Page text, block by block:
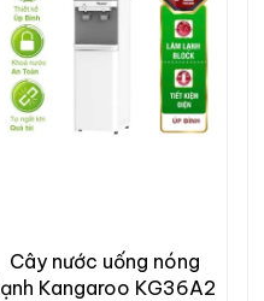
Cây nước uống nóng
lạnh Kangaroo KG36A2